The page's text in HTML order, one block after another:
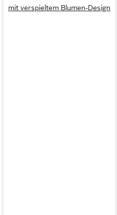
mit verspieltem Blumen-Design